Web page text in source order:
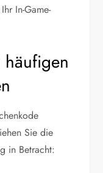
In-Game-
Sie die
in Betracht: